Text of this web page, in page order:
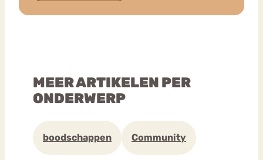
MEER ARTIKELEN PER
ONDERWERP
boodschappen Community